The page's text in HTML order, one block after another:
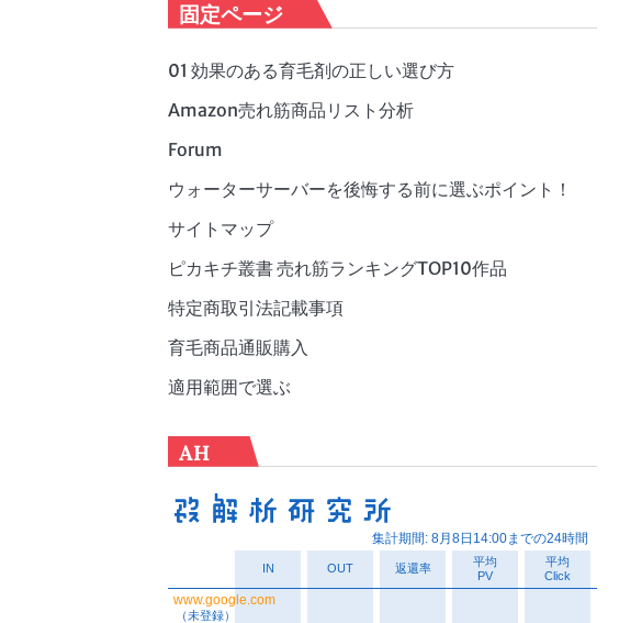
ゴ
リ
ー
固定ページ
01 効果のある育毛剤の正しい選び方
Amazon売れ筋商品リスト分析
Forum
ウォーターサーバーを後悔する前に選ぶポイント！
サイトマップ
ピカキチ叢書 売れ筋ランキングTOP10作品
特定商取引法記載事項
育毛商品通販購入
適用範囲で選ぶ
AH